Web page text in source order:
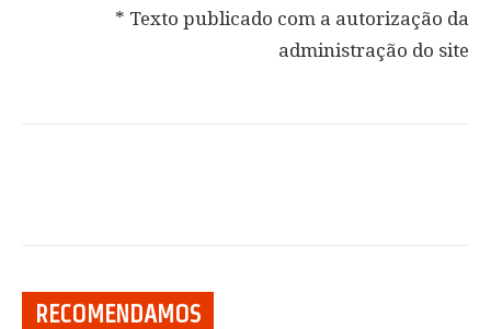
* Texto publicado com a autorização da
administração do site
RECOMENDAMOS